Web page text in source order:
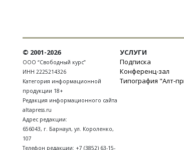
© 2001-2026
ООО “Свободный курс”
ИНН 2225214326
Категория информационной
продукции 18+
Редакция информационного сайта
altapress.ru
Адрес редакции:
656043, г. Барнаул, ул. Короленко,
107
Телефон редакции: +7 (3852) 63-15-
УСЛУГИ
Подписка
Конференц-зал
Типография "Алт-